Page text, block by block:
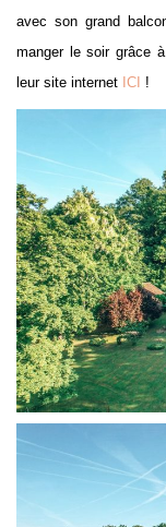
avec son grand
manger le soir grâce
leur site internet ICI !